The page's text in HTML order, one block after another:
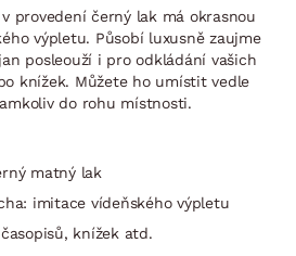
provedení černý lak má okrasnou
výpletu. Působí luxusně zaujme
posleouží i pro odkládání vašich
knížek. Můžete ho umístit vedle
do rohu místnosti.
matný lak
imitace vídeňského výpletu
knížek atd.